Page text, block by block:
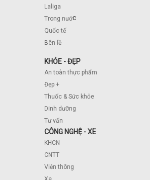
Laliga
Trong nước
Quốc tế
Bên lề
KHỎE - ĐẸP
An toàn thực phẩm
Đẹp +
Thuốc & Sức khỏe
Dinh dưỡng
Tư vấn
CÔNG NGHỆ - XE
KHCN
CNTT
Viễn thông